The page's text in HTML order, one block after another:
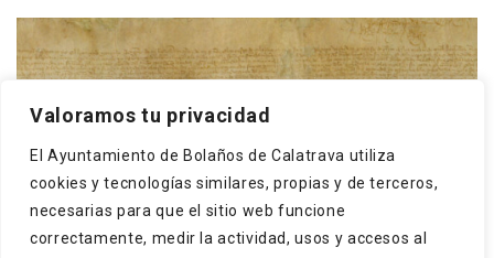
Valoramos tu privacidad
El Ayuntamiento de Bolaños de Calatrava utiliza
cookies y tecnologías similares, propias y de terceros,
necesarias para que el sitio web funcione
correctamente, medir la actividad, usos y accesos al
Calatrava, concede a los cristianos y moros de
Bolaños que puedan hacer una dehesa boyal en El
Monte, término ...